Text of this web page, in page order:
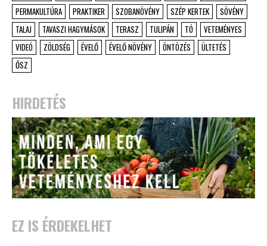
PERMAKULTÚRA
PRAKTIKER SZOBANÖVÉNY SZÉP KERTEK
SÖVÉNY
TALAJ
TAVASZI HAGYMÁSOK TERASZ TULIPÁN TÓ
VETEMÉNYES
VIDEÓ
ZÖLDSÉG ÉVELŐ ÉVELŐ NÖVÉNY ÖNTÖZÉS
ÜLTETÉS
ŐSZ
HIRDETÉS
EZ IS ÉRDEKELHET